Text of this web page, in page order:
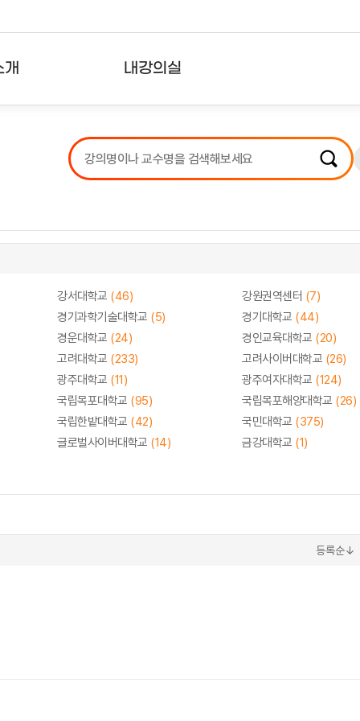
내강의실
강의리스트
수강확인증강의
강서대학교 (46) 강원권역센터 (7)
경기과학기술대학교 (5) 경기대학교 (44)
경운대학교 (24) 경인교육대학교 (20)
고려대학교 (233) 고려사이버대학교 (26)
광주대학교 (11) 광주여자대학교 (124)
국립목포대학교 (95) 국립목포해양대학교 (26)
국립한밭대학교 (42) 국민대학교 (375)
글로벌사이버대학교 (14) 금강대학교 (1)
등록순↓